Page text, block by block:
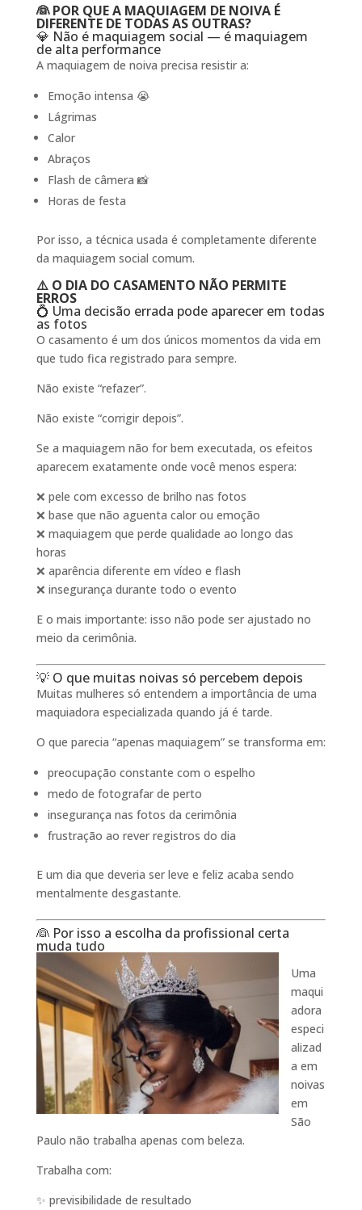
👰 POR QUE A MAQUIAGEM DE NOIVA É
DIFERENTE DE TODAS AS OUTRAS?
💎 Não é maquiagem social — é maquiagem
de alta performance
A maquiagem de noiva precisa resistir a:
Emoção intensa 😭
Lágrimas
Calor
Abraços
Flash de câmera 📸
Horas de festa
Por isso, a técnica usada é completamente diferente
da maquiagem social comum.
⚠️ O DIA DO CASAMENTO NÃO PERMITE
ERROS
💍 Uma decisão errada pode aparecer em todas
as fotos
O casamento é um dos únicos momentos da vida em
que tudo fica registrado para sempre.
Não existe “refazer”.
Não existe “corrigir depois”.
Se a maquiagem não for bem executada, os efeitos
aparecem exatamente onde você menos espera:
❌ pele com excesso de brilho nas fotos
❌ base que não aguenta calor ou emoção
❌ maquiagem que perde qualidade ao longo das
horas
❌ aparência diferente em vídeo e flash
❌ insegurança durante todo o evento
E o mais importante: isso não pode ser ajustado no
meio da cerimônia.
💡 O que muitas noivas só percebem depois
Muitas mulheres só entendem a importância de uma
maquiadora especializada quando já é tarde.
O que parecia “apenas maquiagem” se transforma em:
preocupação constante com o espelho
medo de fotografar de perto
insegurança nas fotos da cerimônia
frustração ao rever registros do dia
E um dia que deveria ser leve e feliz acaba sendo
mentalmente desgastante.
👰 Por isso a escolha da profissional certa
muda tudo
Uma
maqui
adora
especi
alizad
a em
noivas
em
São
Paulo não trabalha apenas com beleza.
Trabalha com:
✨ previsibilidade de resultado